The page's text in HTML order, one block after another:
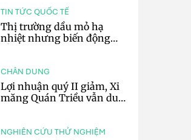
TIN TỨC QUỐC TẾ
Thị trường dầu mỏ hạ
nhiệt nhưng biến động
CHÂN DUNG
Lợi nhuận quý II giảm, Xi
măng Quán Triều vẫn duy
NGHIÊN CỨU THỬ NGHIỆM